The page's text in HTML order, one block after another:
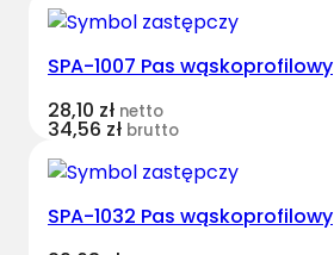
SPA-1007 Pas wąskoprofilowy
28,10 zł netto
34,56 zł brutto
SPA-1032 Pas wąskoprofilowy